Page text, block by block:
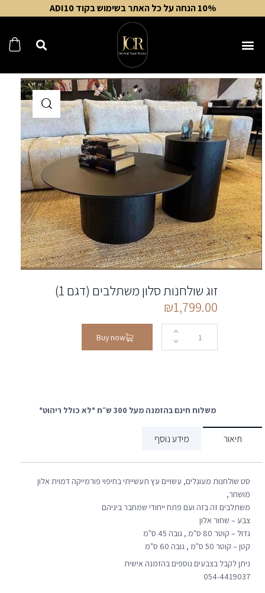
10% הנחה על כל האתר בשימוש בקוד ADI10
זוג שולחנות סלון משתלבים (דגם 1)
₪1,799.00
Buy now
משלוח חינם בהזמנה מעל 300 ש״ח *לא כולל ריהוט*
תיאור מידע נוסף
סט שולחנות מעוגלים, עשויים עץ תעשייתי בחיפוי פורמייקה דמוית אלון
מושחר,
משתלבים זה בזה ועם פתח ייחודי שמחבר ביניהם
צבע – שחור אלון
גדול – קוטר 80 ס"מ , גובה 45 ס"מ
קטן – קוטר 50 ס"מ , גובה 60 ס"מ
ניתן לקבל בצבעים נוספים בהזמנה אישית
054-4419037